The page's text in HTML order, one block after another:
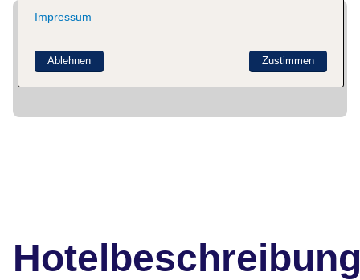
Impressum
Zustimmen
Ablehnen